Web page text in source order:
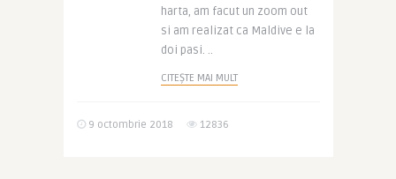
harta, am facut un zoom out
si am realizat ca Maldive e la
doi pasi. ..
CITEȘTE MAI MULT
9 octombrie 2018 12836